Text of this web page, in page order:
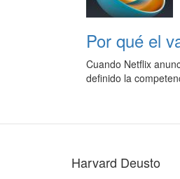
Por qué el
Cuando Netflix
definido la
Harvard Deusto